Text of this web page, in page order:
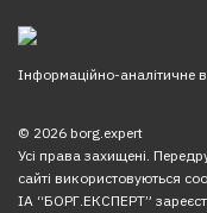
Інформаційно-аналітичне
© 2026 borg.expert
Усі права захищені.
сайті використовуються
ІА “БОРГ.ЕКСПЕРТ”